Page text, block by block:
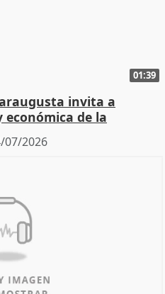
01:39
invita a
de la
07/2026